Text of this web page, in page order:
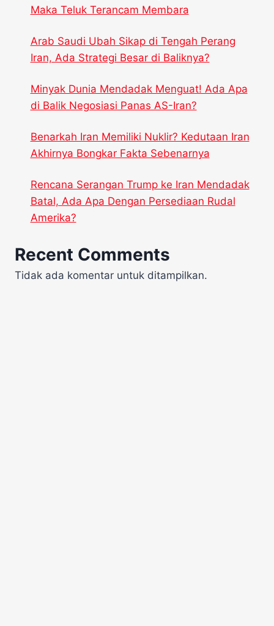
Maka Teluk Terancam Membara
Arab Saudi Ubah Sikap di Tengah Perang
Iran, Ada Strategi Besar di Baliknya?
Minyak Dunia Mendadak Menguat! Ada Apa
di Balik Negosiasi Panas AS-Iran?
Benarkah Iran Memiliki Nuklir? Kedutaan Iran
Akhirnya Bongkar Fakta Sebenarnya
Rencana Serangan Trump ke Iran Mendadak
Batal, Ada Apa Dengan Persediaan Rudal
Amerika?
Recent Comments
Tidak ada komentar untuk ditampilkan.